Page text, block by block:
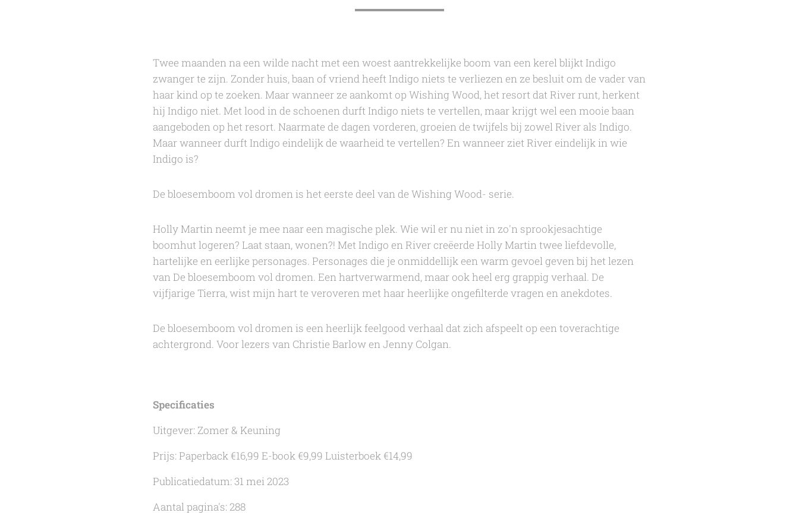
Twee maanden na een wilde nacht met een woest aantrekkelijke boom van een kerel blijkt Indigo
zwanger te zijn. Zonder huis, baan of vriend heeft Indigo niets te verliezen en ze besluit om de vader van
haar kind op te zoeken. Maar wanneer ze aankomt op Wishing Wood, het resort dat River runt, herkent
hij Indigo niet. Met lood in de schoenen durft Indigo niets te vertellen, maar krijgt wel een mooie baan
aangeboden op het resort. Naarmate de dagen vorderen, groeien de twijfels bij zowel River als Indigo.
Maar wanneer durft Indigo eindelijk de waarheid te vertellen? En wanneer ziet River eindelijk in wie
Indigo is?
De bloesemboom vol dromenis het eerste deel van de Wishing Wood- serie.
Holly Martinneemt je mee naar een magische plek. Wie wil er nu niet in zo'n sprookjesachtige
boomhut logeren? Laat staan, wonen?! Met Indigo en River creëerde Holly Martintwee liefdevolle,
hartelijke en eerlijke personages. Personages die je onmiddellijk een warm gevoel geven bij het lezen
vanDe bloesemboom vol dromen. Een hartverwarmend, maar ook heel erg grappig verhaal. De
vijfjarige Tierra, wist mijn hart te veroveren met haar heerlijke ongefilterde vragen en anekdotes.
De bloesemboom vol dromenis een heerlijk feelgood verhaal dat zich afspeelt op een toverachtige
achtergrond. Voor lezers van Christie Barlow en Jenny Colgan.
Specificaties
Uitgever: Zomer & Keuning
Prijs: Paperback €16,99 E-book €9,99 Luisterboek €14,99
Publicatiedatum: 31 mei 2023
Aantal pagina's: 288